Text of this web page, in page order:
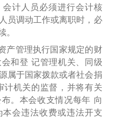
计人员必须进行会计核
员调动工作或离职时，必
。
产管理执行国家规定的财
和登 记管理机关、同级
属于国家拨款或者社会捐
计机关的监督，并将有关
。本会收支情况每年 向
会违法收费或违法开支